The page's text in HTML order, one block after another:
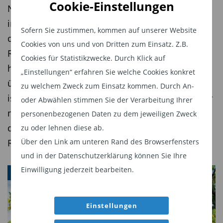
Cookie-Einstellungen
Sofern Sie zustimmen, kommen auf unserer Website
Cookies von uns und von Dritten zum Einsatz. Z.B.
Cookies für Statistikzwecke. Durch Klick auf
„Einstellungen“ erfahren Sie welche Cookies konkret
zu welchem Zweck zum Einsatz kommen. Durch An-
oder Abwählen stimmen Sie der Verarbeitung Ihrer
personenbezogenen Daten zu dem jeweiligen Zweck
zu oder lehnen diese ab.
Über den Link am unteren Rand des Browserfensters
und in der Datenschutzerklärung können Sie Ihre
Einwilligung jederzeit bearbeiten.
Einstellungen
Das Konto soll noch am gleichen Tag für den
Kunden funktionsfähig sein.
Deposit Solutionsaus Hamburg macht
Deutsche Bank-Kunden mit der App „Zinspilot“
Termingelder von Drittanbietern zugänglich.
Anleger können so über ihr Deutsche Bank-Konto
europaweit Fest- und Tagesgeldangebote
wahrnehmen.
Fincite erweitert den Deutsche Bank Robo
Advisor, der Ende 2015 eingeführt wurde. Im
Laufe des Jahres 2016 wird der Robo Advisor um
eine automatisierte Vermögensverwaltung
erweitert und soll von 2017 an auch die Berater
Noisser beim Robus Short Maturity Fund gezielt
in kurzlaufende Unternehmensanleihen, bei
denen er eine vorzeitige Refinanzierung oder
Rückzahlung erwartet. Das Ziel: eine deutlich
höhere Rendite als der Geldmarkt – bei
überschaubaren Kursschwankungen. Der Fonds
ist jüngst drei Jahre alt geworden und wird daher
nun auch für institutionelle Anleger interessant,
die oftmals erst in Fonds mit diesem Track
Record investieren dürfen.
WEBINAR